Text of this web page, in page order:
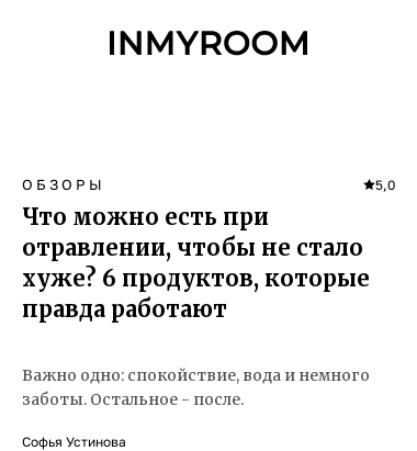
ОБЗОРЫ 5,0
Что можно есть при
отравлении, чтобы не стало
хуже? 6 продуктов, которые
правда работают
Важно одно: спокойствие, вода и немного
заботы. Остальное - после.
Софья Устинова